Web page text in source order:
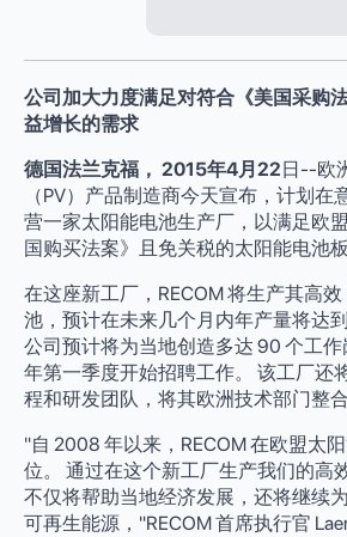
公司加大力度满足对符合《美国采购
益增长的需求
德国法兰克福， 2015年4月22日--欧
（PV）产品制造商今天宣布，计划在
营一家太阳能电池生产厂，以满足欧
国购买法案》且免关税的太阳能电池
在这座新工厂，RECOM 将生产其高效
池，预计在未来几个月内年产量将达到
公司预计将为当地创造多达 90 个工
年第一季度开始招聘工作。 该工厂还
程和研发团队，将其欧洲技术部门整
"自 2008 年以来，RECOM 在欧盟太
位。 通过在这个新工厂生产我们的高
不仅将帮助当地经济发展，还将继续
可再生能源，"RECOM 首席执行官